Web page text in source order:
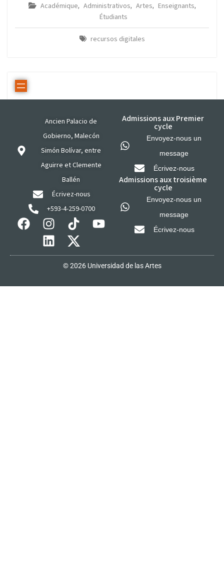
Académique, Administrativos, Artes, Enseignants,
Étudiants
recursos digitales
Ancien Palacio de
Gobierno, Malecón
Simón Bolívar, entre
Aguirre et Clemente
Ballén
Écrivez-nous
+593-4-259-0700
Admissions aux Premier
cycle
Envoyez-nous un
message
Écrivez-nous
Admissions aux troisième
cycle
Envoyez-nous un
message
Écrivez-nous
© 2026 Universidad de las Artes